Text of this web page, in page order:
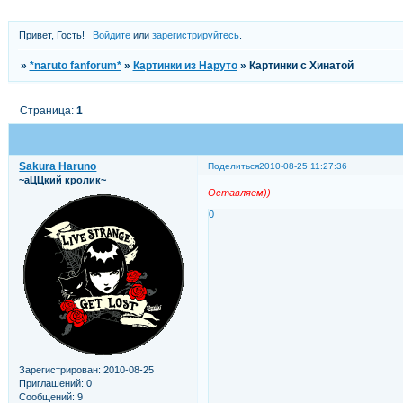
Привет, Гость! Войдитеили зарегистрируйтесь.
» *naruto fanforum* » Картинки из Наруто » Картинки с Хинатой
Страница: 1
Поделиться2010-08-25 11:27:36
Sakura Haruno
~аЦЦкий кролик~
Зарегистрирован: 2010-08-25
Приглашений: 0
Сообщений: 9
Оставляем))
0